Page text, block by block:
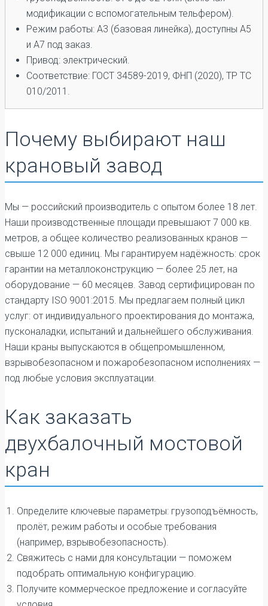
модификации с вспомогательным тельфером).
Режим работы: А3 (базовая линейка), доступны А5
и А7 под заказ.
Привод: электрический.
Соответствие: ГОСТ 34589-2019, ФНП (2020), ТР ТС
010/2011.
Почему выбирают наш
крановый завод
Мы — российский производитель с опытом более 18 лет.
Наши производственные площади превышают 7 000 кв.
метров, а общее количество реализованных кранов —
свыше 12 000 единиц. Мы гарантируем надёжность: срок
гарантии на металлоконструкцию — более 25 лет, на
оборудование — 60 месяцев. Завод сертифицирован по
стандарту ISO 9001:2015. Мы предлагаем полный цикл
услуг: от индивидуального проектирования до монтажа,
пусконаладки, испытаний и дальнейшего обслуживания.
Наши краны выпускаются в общепромышленном,
взрывобезопасном и пожаробезопасном исполнениях —
под любые условия эксплуатации.
Как заказать
двухбалочный мостовой
кран
Определите ключевые параметры: грузоподъёмность,
пролёт, режим работы и особые требования
(например, взрывобезопасность).
Свяжитесь с нами для консультации — поможем
подобрать оптимальную конфигурацию.
Получите коммерческое предложение и согласуйте